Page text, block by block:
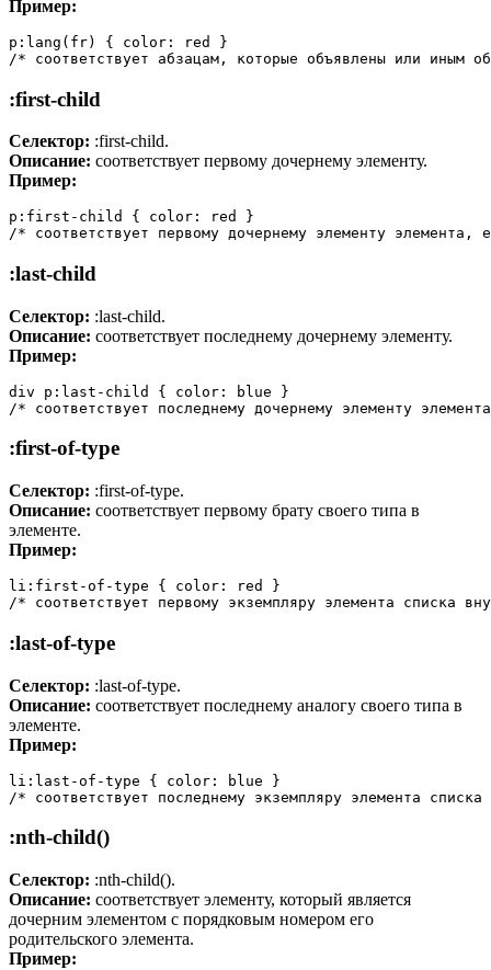
Пример:
p:lang(fr) { color: red }
/* соответствует абзацам, которые объявлены или иным
:first-child
Селектор: :first-child.
Описание: соответствует первому дочернему элементу.
Пример:
p:first-child { color: red }
:last-child
Селектор: :last-child.
Описание: соответствует последнему дочернему элементу.
Пример:
div p:last-child { color: blue }
:first-of-type
Селектор: :first-of-type.
Описание: соответствует первому брату своего типа в
элементе.
Пример:
li:first-of-type { color: red }
/* соответствует первому экземпляру элемента списка
:last-of-type
Селектор: :last-of-type.
Описание: соответствует последнему аналогу своего типа в
элементе.
Пример:
li:last-of-type { color: blue }
/* соответствует последнему экземпляру элемента
:nth-child()
Селектор: :nth-child().
Описание: соответствует элементу, который является
дочерним элементом с порядковым номером его
родительского элемента.
Пример: